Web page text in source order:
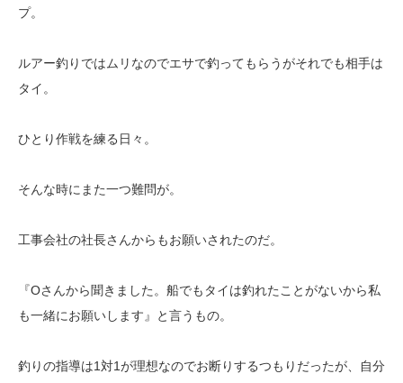
プ。
ルアー釣りではムリなのでエサで釣ってもらうがそれでも相手は
タイ。
ひとり作戦を練る日々。
そんな時にまた一つ難問が。
工事会社の社長さんからもお願いされたのだ。
『Oさんから聞きました。船でもタイは釣れたことがないから私
も一緒にお願いします』と言うもの。
釣りの指導は1対1が理想なのでお断りするつもりだったが、自分